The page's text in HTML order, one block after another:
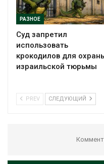
РАЗНОЕ
Суд запретил
использовать
крокодилов для
израильской тюрьмы
PREV СЛЕДУЮЩИЙ